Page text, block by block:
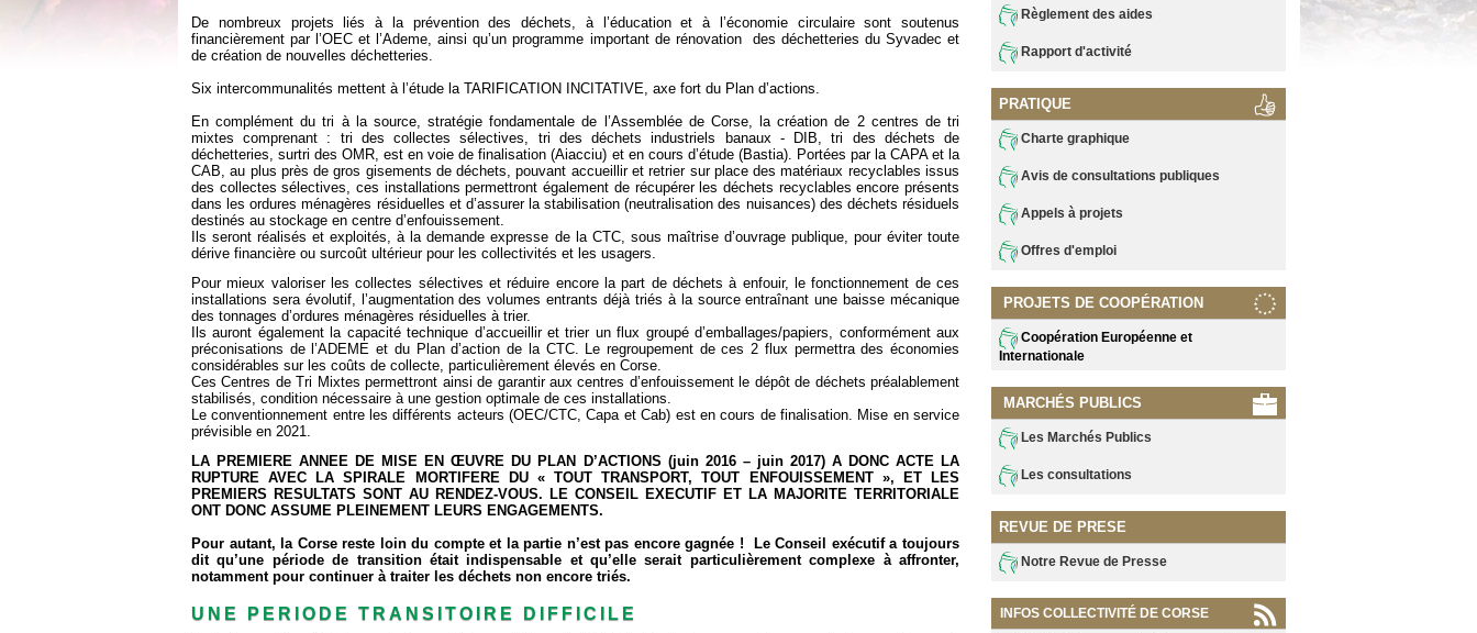
De nombreux projets liés à la prévention des déchets, à l’éducation et à l’économie circulaire sont soutenus
financièrement par l’OEC et l’Ademe, ainsi qu’un programme important de rénovation des déchetteries du Syvadec et
de création de nouvelles déchetteries.
Six intercommunalités mettent à l’étude la TARIFICATION INCITATIVE, axe fort du Plan d’actions.
En complément du tri à la source, stratégie fondamentale de l’Assemblée de Corse, la création de 2 centres de tri
mixtes comprenant : tri des collectes sélectives, tri des déchets industriels banaux - DIB, tri des déchets de
déchetteries, surtri des OMR, est en voie de finalisation (Aiacciu) et en cours d’étude (Bastia). Portées par la CAPA et la
CAB, au plus près de gros gisements de déchets, pouvant accueillir et retrier sur place des matériaux recyclables issus
des collectes sélectives, ces installations permettront également de récupérer les déchets recyclables encore présents
dans les ordures ménagères résiduelles et d’assurer la stabilisation (neutralisation des nuisances) des déchets résiduels
destinés au stockage en centre d’enfouissement.
Ils seront réalisés et exploités, à la demande expresse de la CTC, sous maîtrise d’ouvrage publique, pour éviter toute
dérive financière ou surcoût ultérieur pour les collectivités et les usagers.
Pour mieux valoriser les collectes sélectives et réduire encore la part de déchets à enfouir, le fonctionnement de ces
installations sera évolutif, l’augmentation des volumes entrants déjà triés à la source entraînant une baisse mécanique
des tonnages d’ordures ménagères résiduelles à trier.
Ils auront également la capacité technique d’accueillir et trier un flux groupé d’emballages/papiers, conformément aux
préconisations de l’ADEME et du Plan d’action de la CTC. Le regroupement de ces 2 flux permettra des économies
considérables sur les coûts de collecte, particulièrement élevés en Corse.
Ces Centres de Tri Mixtes permettront ainsi de garantir aux centres d’enfouissement le dépôt de déchets préalablement
stabilisés, condition nécessaire à une gestion optimale de ces installations.
Le conventionnement entre les différents acteurs (OEC/CTC, Capa et Cab) est en cours de finalisation. Mise en service
prévisible en 2021.
LA PREMIERE ANNEE DE MISE EN ŒUVRE DU PLAN D’ACTIONS (juin 2016 – juin 2017) A DONC ACTE LA
RUPTURE AVEC LA SPIRALE MORTIFERE DU « TOUT TRANSPORT, TOUT ENFOUISSEMENT », ET LES
PREMIERS RESULTATS SONT AU RENDEZ-VOUS. LE CONSEIL EXECUTIF ET LA MAJORITE TERRITORIALE
ONT DONC ASSUME PLEINEMENT LEURS ENGAGEMENTS.
Pour autant, la Corse reste loin du compte et la partie n’est pas encore gagnée ! Le Conseil exécutif a toujours
dit qu’une période de transition était indispensable et qu’elle serait particulièrement complexe à affronter,
notamment pour continuer à traiter les déchets non encore triés.
UNE PERIODE TRANSITOIRE DIFFICILE
Règlement des aides
Rapport d'activité
PRATIQUE
Charte graphique
Avis de consultations publiques
Appels à projets
Offres d'emploi
PROJETS DE COOPÉRATION
Coopération Européenne et
Internationale
MARCHÉS PUBLICS
Les Marchés Publics
Les consultations
REVUE DE PRESE
Notre Revue de Presse
INFOS COLLECTIVITÉ DE CORSE